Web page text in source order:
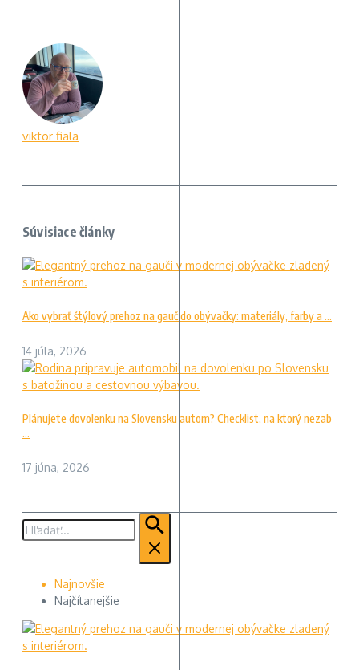
viktor fiala
Súvisiace články
Ako vybrať štýlový prehoz na gauč do obývačky: materiály, farby a ...
14 júla, 2026
Plánujete dovolenku na Slovensku autom? Checklist, na ktorý nezab
...
17 júna, 2026
Hľadať:
Najnovšie
Najčítanejšie